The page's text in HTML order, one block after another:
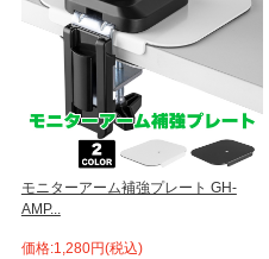
モニターアーム補強プレート GH-
AMP...
価格:1,280円(税込)